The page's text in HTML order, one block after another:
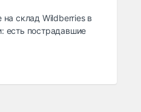
на склад Wildberries в
есть пострадавшие